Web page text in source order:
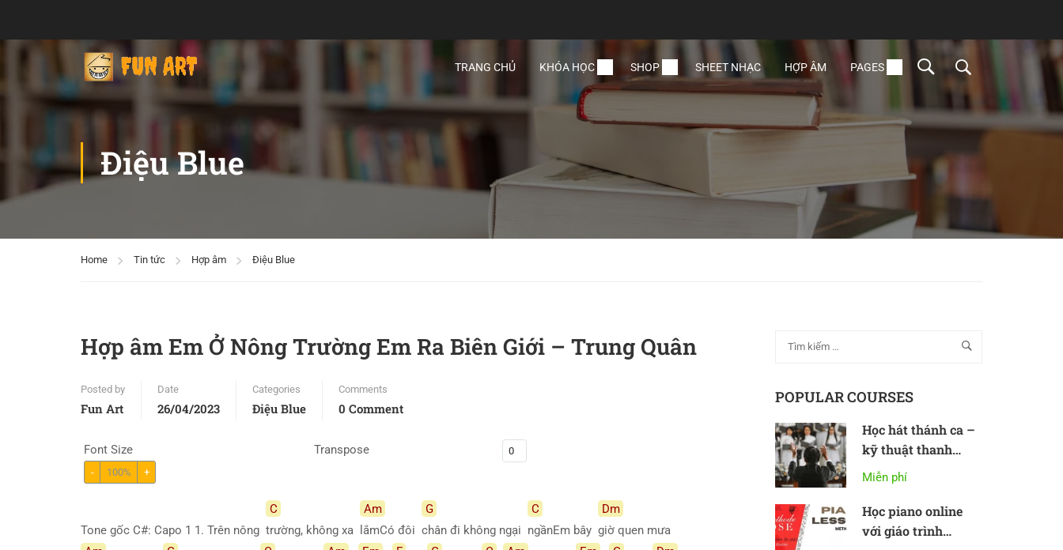
TRANG CHỦ KHÓA HỌC SHOP SHEET NHẠC HỢP ÂM PAGES
Điệu Blue
Home Tin tức Hợp âm Điệu Blue
Hợp âm Em Ở Nông Trường Em Ra Biên Giới – Trung Quân
Posted by
Fun Art
Date
26/04/2023
Categories
Điệu Blue
Comments
0 Comment
Font Size
- 100% +
Transpose
Tone gốc C#: Capo 1 1. Trên nông
C
trường, không xa
Am
lắmCó đôi
G
chân đi không ngại
C
ngầnEm bây
Dm
giờ quen mưa
POPULAR COURSES
Học hát thánh ca –
kỹ thuật thanh
nhạc cơ bản
Miễn phí
Học piano online
với giáo trình